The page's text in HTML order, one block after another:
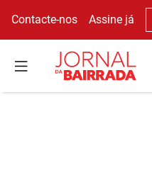
Contacte-nos Assine já